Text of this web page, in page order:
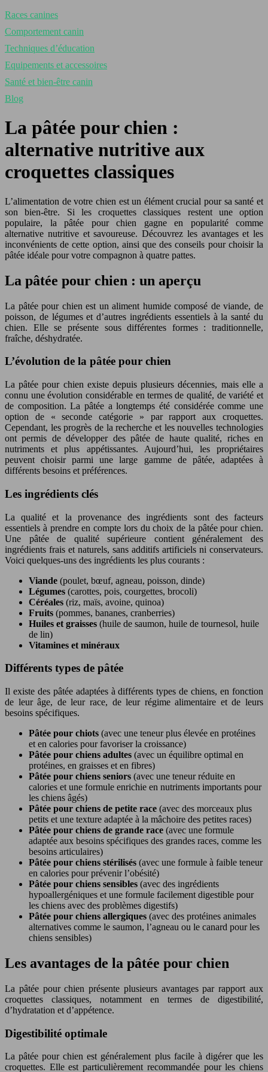
Races canines
Comportement canin
Techniques d’éducation
Equipements et accessoires
Santé et bien-être canin
Blog
La pâtée pour chien :
alternative nutritive aux
croquettes classiques
L’alimentation de votre chien est un élément crucial pour sa santé et
son bien-être. Si les croquettes classiques restent une option
populaire, la pâtée pour chien gagne en popularité comme
alternative nutritive et savoureuse. Découvrez les avantages et les
inconvénients de cette option, ainsi que des conseils pour choisir la
pâtée idéale pour votre compagnon à quatre pattes.
La pâtée pour chien : un aperçu
La pâtée pour chien est un aliment humide composé de viande, de
poisson, de légumes et d’autres ingrédients essentiels à la santé du
chien. Elle se présente sous différentes formes : traditionnelle,
fraîche, déshydratée.
L’évolution de la pâtée pour chien
La pâtée pour chien existe depuis plusieurs décennies, mais elle a
connu une évolution considérable en termes de qualité, de variété et
de composition. La pâtée a longtemps été considérée comme une
option de « seconde catégorie » par rapport aux croquettes.
Cependant, les progrès de la recherche et les nouvelles technologies
ont permis de développer des pâtée de haute qualité, riches en
nutriments et plus appétissantes. Aujourd’hui, les propriétaires
peuvent choisir parmi une large gamme de pâtée, adaptées à
différents besoins et préférences.
Les ingrédients clés
La qualité et la provenance des ingrédients sont des facteurs
essentiels à prendre en compte lors du choix de la pâtée pour chien.
Une pâtée de qualité supérieure contient généralement des
ingrédients frais et naturels, sans additifs artificiels ni conservateurs.
Voici quelques-uns des ingrédients les plus courants :
Viande (poulet, bœuf, agneau, poisson, dinde)
Légumes (carottes, pois, courgettes, brocoli)
Céréales (riz, maïs, avoine, quinoa)
Fruits (pommes, bananes, cranberries)
Huiles et graisses (huile de saumon, huile de tournesol, huile
de lin)
Vitamines et minéraux
Différents types de pâtée
Il existe des pâtée adaptées à différents types de chiens, en fonction
de leur âge, de leur race, de leur régime alimentaire et de leurs
besoins spécifiques.
Pâtée pour chiots (avec une teneur plus élevée en protéines
et en calories pour favoriser la croissance)
Pâtée pour chiens adultes (avec un équilibre optimal en
protéines, en graisses et en fibres)
Pâtée pour chiens seniors (avec une teneur réduite en
calories et une formule enrichie en nutriments importants pour
les chiens âgés)
Pâtée pour chiens de petite race (avec des morceaux plus
petits et une texture adaptée à la mâchoire des petites races)
Pâtée pour chiens de grande race (avec une formule
adaptée aux besoins spécifiques des grandes races, comme les
besoins articulaires)
Pâtée pour chiens stérilisés (avec une formule à faible teneur
en calories pour prévenir l’obésité)
Pâtée pour chiens sensibles (avec des ingrédients
hypoallergéniques et une formule facilement digestible pour
les chiens avec des problèmes digestifs)
Pâtée pour chiens allergiques (avec des protéines animales
alternatives comme le saumon, l’agneau ou le canard pour les
chiens sensibles)
Les avantages de la pâtée pour chien
La pâtée pour chien présente plusieurs avantages par rapport aux
croquettes classiques, notamment en termes de digestibilité,
d’hydratation et d’appétence.
Digestibilité optimale
La pâtée pour chien est généralement plus facile à digérer que les
croquettes. Elle est particulièrement recommandée pour les chiens